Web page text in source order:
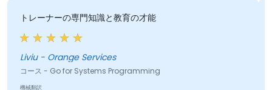
トレーナーの専門知識と教育の才能
Liviu - Orange Services
コース - Go for Systems Programming
機械翻訳